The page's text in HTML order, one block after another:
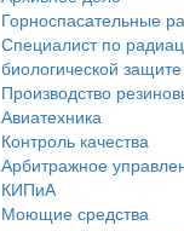
Горноспасательные
Специалист по
биологической защите
Производство
Авиатехника
Контроль качества
Арбитражное
КИПиА
Моющие средства